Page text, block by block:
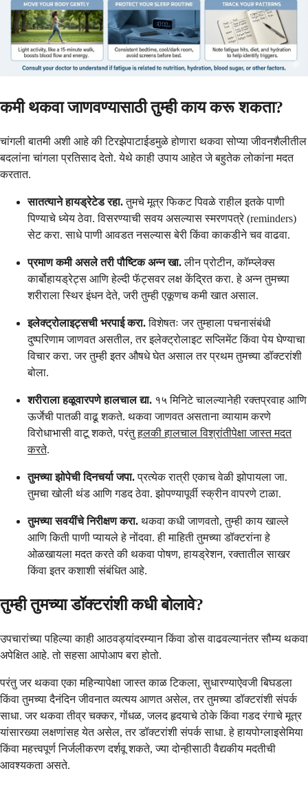
कमी थकवा जाणवण्यासाठी तुम्ही काय करू शकता?
चांगली बातमी अशी आहे की टिरझेपाटाईडमुळे होणारा थकवा सोप्या जीवनशैलीतील
बदलांना चांगला प्रतिसाद देतो. येथे काही उपाय आहेत जे बहुतेक लोकांना मदत
करतात.
सातत्याने हायड्रेटेड रहा.तुमचे मूत्र फिकट पिवळे राहील इतके पाणी
पिण्याचे ध्येय ठेवा. विसरण्याची सवय असल्यास स्मरणपत्रे (reminders)
सेट करा. साधे पाणी आवडत नसल्यास बेरी किंवा काकडीने चव वाढवा.
प्रमाण कमी असले तरी पौष्टिक अन्न खा.लीन प्रोटीन, कॉम्प्लेक्स
कार्बोहायड्रेट्स आणि हेल्दी फॅट्सवर लक्ष केंद्रित करा. हे अन्न तुमच्या
शरीराला स्थिर इंधन देते, जरी तुम्ही एकूणच कमी खात असाल.
इलेक्ट्रोलाइट्सची भरपाई करा.विशेषतः जर तुम्हाला पचनासंबंधी
दुष्परिणाम जाणवत असतील, तर इलेक्ट्रोलाइट सप्लिमेंट किंवा पेय घेण्याचा
विचार करा. जर तुम्ही इतर औषधे घेत असाल तर प्रथम तुमच्या डॉक्टरांशी
बोला.
शरीराला हळूवारपणे हालचाल द्या. १५ मिनिटे चालल्यानेही रक्तप्रवाह आणि
ऊर्जेची पातळी वाढू शकते. थकवा जाणवत असताना व्यायाम करणे
विरोधाभासी वाटू शकते, परंतुहलकी हालचाल विश्रांतीपेक्षा जास्त मदत
करते.
तुमच्या झोपेची दिनचर्या जपा.प्रत्येक रात्री एकाच वेळी झोपायला जा.
तुमचा खोली थंड आणि गडद ठेवा. झोपण्यापूर्वी स्क्रीन वापरणे टाळा.
तुमच्या सवयींचे निरीक्षण करा. थकवा कधी जाणवतो, तुम्ही काय खाल्ले
आणि किती पाणी प्यायले हे नोंदवा. ही माहिती तुमच्या डॉक्टरांना हे
ओळखायला मदत करते की थकवा पोषण, हायड्रेशन, रक्तातील साखर
किंवा इतर कशाशी संबंधित आहे.
तुम्ही तुमच्या डॉक्टरांशी कधी बोलावे?
उपचारांच्या पहिल्या काही आठवड्यांदरम्यान किंवा डोस वाढवल्यानंतर सौम्य थकवा
अपेक्षित आहे. तो सहसा आपोआप बरा होतो.
परंतु जर थकवा एका महिन्यापेक्षा जास्त काळ टिकला, सुधारण्याऐवजी बिघडला
किंवा तुमच्या दैनंदिन जीवनात व्यत्यय आणत असेल, तर तुमच्या डॉक्टरांशी संपर्क
साधा. जर थकवा तीव्र चक्कर, गोंधळ, जलद हृदयाचे ठोके किंवा गडद रंगाचे मूत्र
यांसारख्या लक्षणांसह येत असेल, तर डॉक्टरांशी संपर्क साधा. हे हायपोग्लाइसेमिया
किंवा महत्त्वपूर्ण निर्जलीकरण दर्शवू शकते, ज्या दोन्हीसाठी वैद्यकीय मदतीची
आवश्यकता असते.